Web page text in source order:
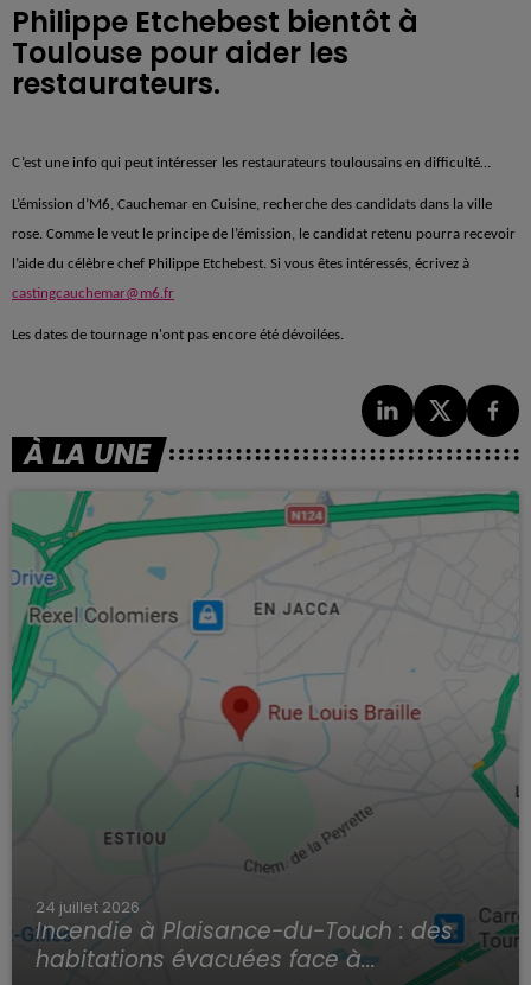
Philippe Etchebest bientôt à
Toulouse pour aider les
restaurateurs.
C’est une info qui peut intéresser les restaurateurs toulousains en difficulté…
L’émission d’M6, Cauchemar en Cuisine, recherche des candidats dans la ville
rose. Comme le veut le principe de l’émission, le candidat retenu pourra recevoir
l’aide du célèbre chef Philippe Etchebest. Si vous êtes intéressés, écrivez à
castingcauchemar@m6.fr
Les dates de tournage n'ont pas encore été dévoilées.
À LA UNE
24 juillet 2026
Incendie à Plaisance-du-Touch : des
habitations évacuées face à...